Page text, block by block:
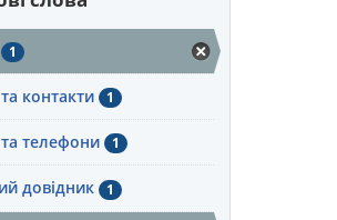
1
контакти 1
телефони 1
довідник 1